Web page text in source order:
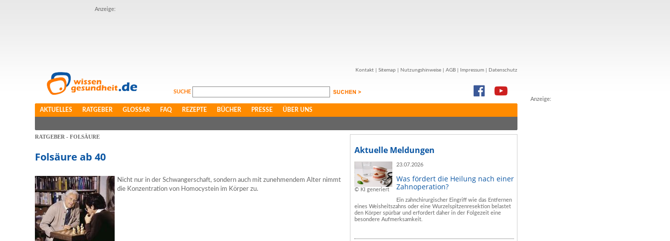
Anzeige:
Anzeige:
Kontakt Sitemap Nutzungshinweise AGB Impressum Datenschutz
SUCHE
AKTUELLES RATGEBER GLOSSAR FAQ REZEPTE BÜCHER PRESSE ÜBER UNS
RATGEBER - FOLSÄURE
Folsäure ab 40
Nicht nur in der Schwangerschaft, sondern auch mit zunehmendem Alter nimmt
die Konzentration von Homocystein im Körper zu.
Aktuelle Meldungen
© KI generiert
23.07.2026
Was fördert die Heilung nach einer
Zahnoperation?
Ein zahnchirurgischer Eingriff wie das Entfernen
eines Weisheitszahns oder eine Wurzelspitzenresektion belastet
den Körper spürbar und erfordert daher in der Folgezeit eine
besondere Aufmerksamkeit.